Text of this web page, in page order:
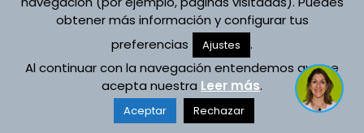
Registro de Actividades
Copyright © 2026 Asociación Española Vojta
Desarrollado por Asociación Española Vojta
obtener más información y configurar tus
preferencias
Ajustes
.
Al continuar con la navegación entendemos que se
acepta nuestra Leer más.
Aceptar Rechazar